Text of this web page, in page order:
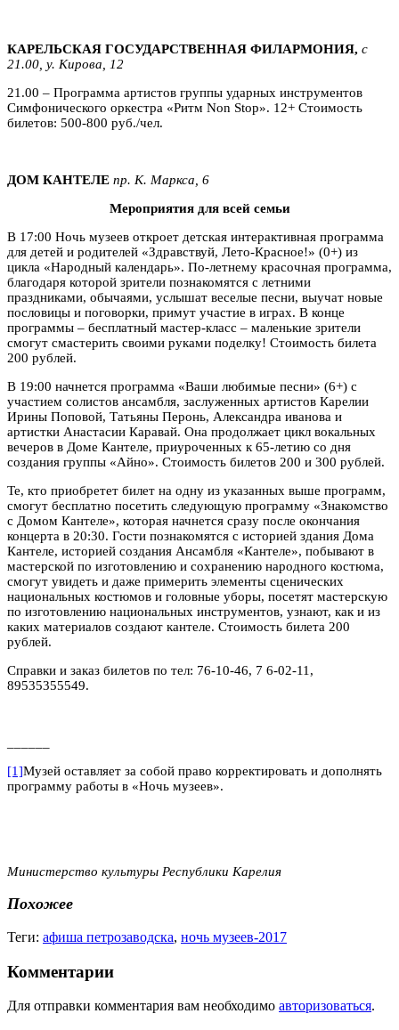
КАРЕЛЬСКАЯ ГОСУДАРСТВЕННАЯ ФИЛАРМОНИЯ, с
21.00, у. Кирова, 12
21.00 – Программа артистов группы ударных инструментов
Симфонического оркестра «Ритм Non Stop». 12+ Стоимость
билетов: 500-800 руб./чел.
ДОМ КАНТЕЛЕ пр. К. Маркса, 6
Мероприятия для всей семьи
В 17:00 Ночь музеев откроет детская интерактивная программа
для детей и родителей «Здравствуй, Лето-Красное!» (0+) из
цикла «Народный календарь». По-летнему красочная программа,
благодаря которой зрители познакомятся с летними
праздниками, обычаями, услышат веселые песни, выучат новые
пословицы и поговорки, примут участие в играх. В конце
программы – бесплатный мастер-класс – маленькие зрители
смогут смастерить своими руками поделку! Стоимость билета
200 рублей.
В 19:00 начнется программа «Ваши любимые песни» (6+) с
участием солистов ансамбля, заслуженных артистов Карелии
Ирины Поповой, Татьяны Перонь, Александра иванова и
артистки Анастасии Каравай. Она продолжает цикл вокальных
вечеров в Доме Кантеле, приуроченных к 65-летию со дня
создания группы «Айно». Стоимость билетов 200 и 300 рублей.
Те, кто приобретет билет на одну из указанных выше программ,
смогут бесплатно посетить следующую программу «Знакомство
с Домом Кантеле», которая начнется сразу после окончания
концерта в 20:30. Гости познакомятся с историей здания Дома
Кантеле, историей создания Ансамбля «Кантеле», побывают в
мастерской по изготовлению и сохранению народного костюма,
смогут увидеть и даже примерить элементы сценических
национальных костюмов и головные уборы, посетят мастерскую
по изготовлению национальных инструментов, узнают, как и из
каких материалов создают кантеле. Стоимость билета 200
рублей.
Справки и заказ билетов по тел: 76-10-46, 7 6-02-11,
89535355549.
[1]Музей оставляет за собой право корректировать и дополнять
программу работы в «Ночь музеев».
Министерство культуры Республики Карелия
Похожее
Теги: афиша петрозаводска, ночь музеев-2017
Комментарии
Для отправки комментария вам необходимо авторизоваться.